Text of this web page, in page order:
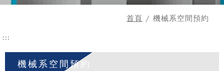
首頁 / 機械系空間預約
:::
機械系空間預約